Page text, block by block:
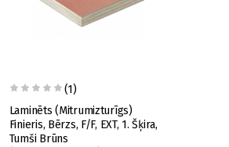
(1)
Laminēts (Mitrumizturīgs)
Finieris, Bērzs, F/F, EXT, 1. Šķira,
Tumši Brūns